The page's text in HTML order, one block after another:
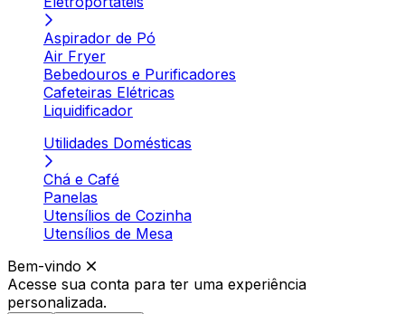
Aspirador de Pó
Air Fryer
Bebedouros e Purificadores
Cafeteiras Elétricas
Liquidificador
Utilidades Domésticas
Chá e Café
Panelas
Utensílios de Cozinha
Utensílios de Mesa
Bem-vindo
Acesse sua conta para ter uma experiência
personalizada.